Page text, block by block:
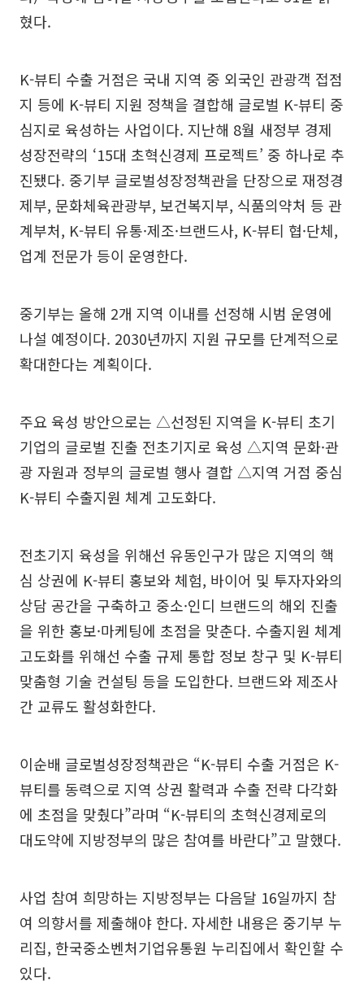
혔다.
K-뷰티 수출 거점은 국내 지역 중 외국인 관광객 접점
지 등에 K-뷰티 지원 정책을 결합해 글로벌 K-뷰티 중
심지로 육성하는 사업이다. 지난해 8월 새정부 경제
성장전략의 ‘15대 초혁신경제 프로젝트’ 중 하나로 추
진됐다. 중기부 글로벌성장정책관을 단장으로 재정경
제부, 문화체육관광부, 보건복지부, 식품의약처 등 관
계부처, K-뷰티 유통·제조·브랜드사, K-뷰티 협·단체,
업계 전문가 등이 운영한다.
중기부는 올해 2개 지역 이내를 선정해 시범 운영에
나설 예정이다. 2030년까지 지원 규모를 단계적으로
확대한다는 계획이다.
주요 육성 방안으로는 △선정된 지역을 K-뷰티 초기
기업의 글로벌 진출 전초기지로 육성 △지역 문화·관
광 자원과 정부의 글로벌 행사 결합 △지역 거점 중심
K-뷰티 수출지원 체계 고도화다.
전초기지 육성을 위해선 유동인구가 많은 지역의 핵
심 상권에 K-뷰티 홍보와 체험, 바이어 및 투자자와의
상담 공간을 구축하고 중소·인디 브랜드의 해외 진출
을 위한 홍보·마케팅에 초점을 맞춘다. 수출지원 체계
고도화를 위해선 수출 규제 통합 정보 창구 및 K-뷰티
맞춤형 기술 컨설팅 등을 도입한다. 브랜드와 제조사
간 교류도 활성화한다.
이순배 글로벌성장정책관은 “K-뷰티 수출 거점은 K-
뷰티를 동력으로 지역 상권 활력과 수출 전략 다각화
에 초점을 맞췄다”라며 “K-뷰티의 초혁신경제로의
대도약에 지방정부의 많은 참여를 바란다”고 말했다.
사업 참여 희망하는 지방정부는 다음달 16일까지 참
여 의향서를 제출해야 한다. 자세한 내용은 중기부 누
리집, 한국중소벤처기업유통원 누리집에서 확인할 수
있다.